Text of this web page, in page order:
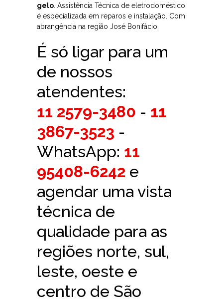
gelo. Assistência Técnica de eletrodoméstico
é especializada em reparos e instalação. Com
abrangência na região José Bonifácio.
É só ligar para um
de nossos
atendentes:
11 2579-3480 - 11
3867-3523 -
WhatsApp: 11
95408-6242 e
agendar uma vista
técnica de
qualidade para as
regiões norte, sul,
leste, oeste e
centro de São